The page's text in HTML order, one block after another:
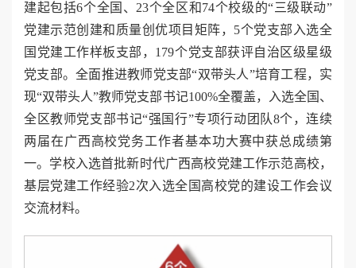
建起包括6个全国、23个全区和74个校级的“三级联动”
党建示范创建和质量创优项目矩阵，5个党支部入选全
国党建工作样板支部，179个党支部获评自治区级星级
党支部。全面推进教师党支部“双带头人”培育工程，实
现“双带头人”教师党支部书记100%全覆盖，入选全国、
全区教师党支部书记“强国行”专项行动团队8个，连续
两届在广西高校党务工作者基本功大赛中获总成绩第
一。学校入选首批新时代广西高校党建工作示范高校，
基层党建工作经验2次入选全国高校党的建设工作会议
交流材料。